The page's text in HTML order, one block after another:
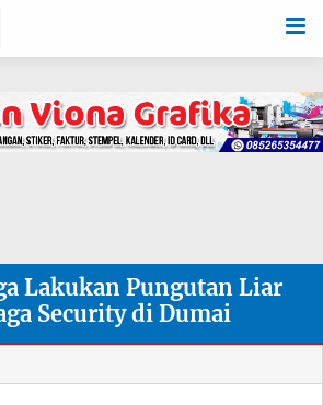
Lakukan Pungutan Liar
Security di Dumai